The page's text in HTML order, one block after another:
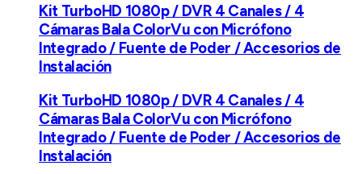
Kit TurboHD 1080p / DVR 4 Canales / 4
Cámaras Bala ColorVu con Micrófono
Integrado / Fuente de Poder / Accesorios de
Instalación
Kit TurboHD 1080p / DVR 4 Canales / 4
Cámaras Bala ColorVu con Micrófono
Integrado / Fuente de Poder / Accesorios de
Instalación